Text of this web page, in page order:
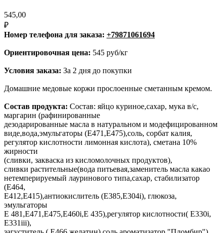
545,00
₽
Номер телефона для заказа: +79871061694
Ориентировочная цена: 545 руб/кг
Условия заказа: За 2 дня до покупки
Домашние медовые коржи прослоенные сметанным кремом.
Состав продукта: Состав: яйцо куриное,сахар, мука в/с,
маргарин (рафинированные
дезодарированные масла в натуральном и модефицированном
виде,вода,эмульгаторы (Е471,Е475),соль, сорбат калия,
регулятор кислотности лимонная кислота), сметана 10%
жирности
(сливки, закваска из кисломолочных продуктов),
сливки растительные(вода питьевая,заменитель масла какао
нетемперируемый лауринового типа,сахар, стабилизатор
(Е464,
Е412,Е415),антиокислитель (Е385,Е304i), глюкоза,
эмульгаторы
Е 481,Е471,Е475,Е460i,Е 435),регулятор кислотности( Е330i,
Е331iii),